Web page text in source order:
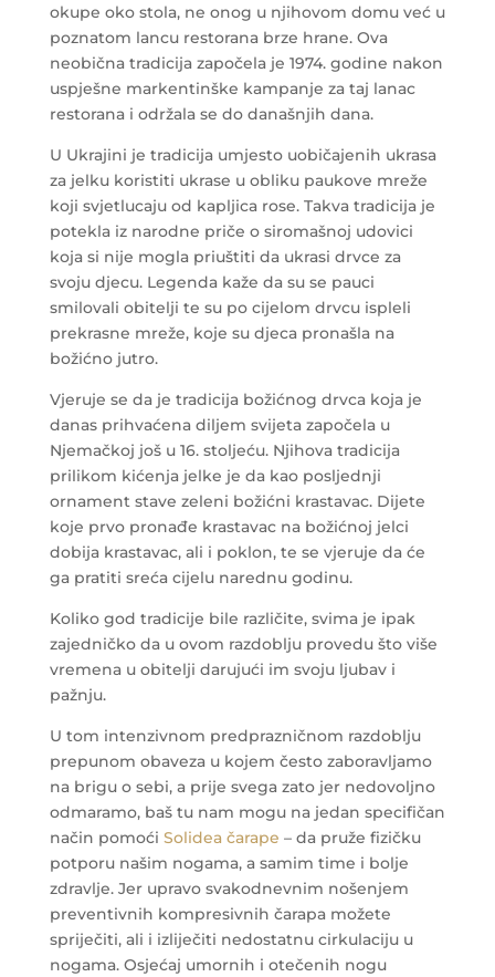
okupe oko stola, ne onog u njihovom domu već u
poznatom lancu restorana brze hrane. Ova
neobična tradicija započela je 1974. godine nakon
uspješne markentinške kampanje za taj lanac
restorana i održala se do današnjih dana.
U Ukrajini je tradicija umjesto uobičajenih ukrasa
za jelku koristiti ukrase u obliku paukove mreže
koji svjetlucaju od kapljica rose. Takva tradicija je
potekla iz narodne priče o siromašnoj udovici
koja si nije mogla priuštiti da ukrasi drvce za
svoju djecu. Legenda kaže da su se pauci
smilovali obitelji te su po cijelom drvcu ispleli
prekrasne mreže, koje su djeca pronašla na
božićno jutro.
Vjeruje se da je tradicija božićnog drvca koja je
danas prihvaćena diljem svijeta započela u
Njemačkoj još u 16. stoljeću. Njihova tradicija
prilikom kićenja jelke je da kao posljednji
ornament stave zeleni božićni krastavac. Dijete
koje prvo pronađe krastavac na božićnoj jelci
dobija krastavac, ali i poklon, te se vjeruje da će
ga pratiti sreća cijelu narednu godinu.
Koliko god tradicije bile različite, svima je ipak
zajedničko da u ovom razdoblju provedu što više
vremena u obitelji darujući im svoju ljubav i
pažnju.
U tom intenzivnom predprazničnom razdoblju
prepunom obaveza u kojem često zaboravljamo
na brigu o sebi, a prije svega zato jer nedovoljno
odmaramo, baš tu nam mogu na jedan specifičan
način pomoći Solidea čarape – da pruže fizičku
potporu našim nogama, a samim time i bolje
zdravlje. Jer upravo svakodnevnim nošenjem
preventivnih kompresivnih čarapa možete
spriječiti, ali i izliječiti nedostatnu cirkulaciju u
nogama. Osjećaj umornih i otečenih nogu